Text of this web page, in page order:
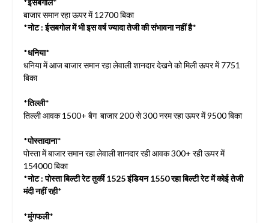
*ईसबगोल*
बाजार समान रहा ऊपर में 12700 बिका
*नोट : ईसबगोल में भी इस वर्ष ज्यादा तेजी की संभावना नहीं है*
*धनिया*
धनिया में आज बाजार समान रहा लेवाली शानदार देखने को मिली ऊपर में 7751
बिका
*तिल्ली*
तिल्ली आवक 1500+ बैग बाजार 200 से 300 नरम रहा ऊपर में 9500 बिका
*पोस्तादाना*
पोस्ता में बाजार समान रहा लेवाली शानदार रही आवक 300+ रही ऊपर में
154000 बिका
*नोट : पोस्ता बिल्टी रेट तुर्की 1525 इंडियन 1550 रहा बिल्टी रेट में कोई तेजी
मंदी नहीं रही*
*मुंगफली*